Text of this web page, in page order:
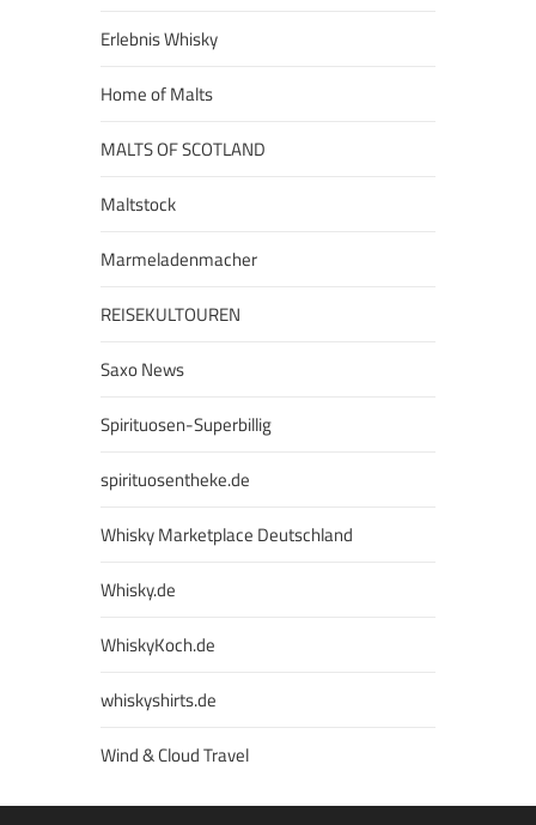
Erlebnis Whisky
Home of Malts
MALTS OF SCOTLAND
Maltstock
Marmeladenmacher
REISEKULTOUREN
Saxo News
Spirituosen-Superbillig
spirituosentheke.de
Whisky Marketplace Deutschland
Whisky.de
WhiskyKoch.de
whiskyshirts.de
Wind & Cloud Travel